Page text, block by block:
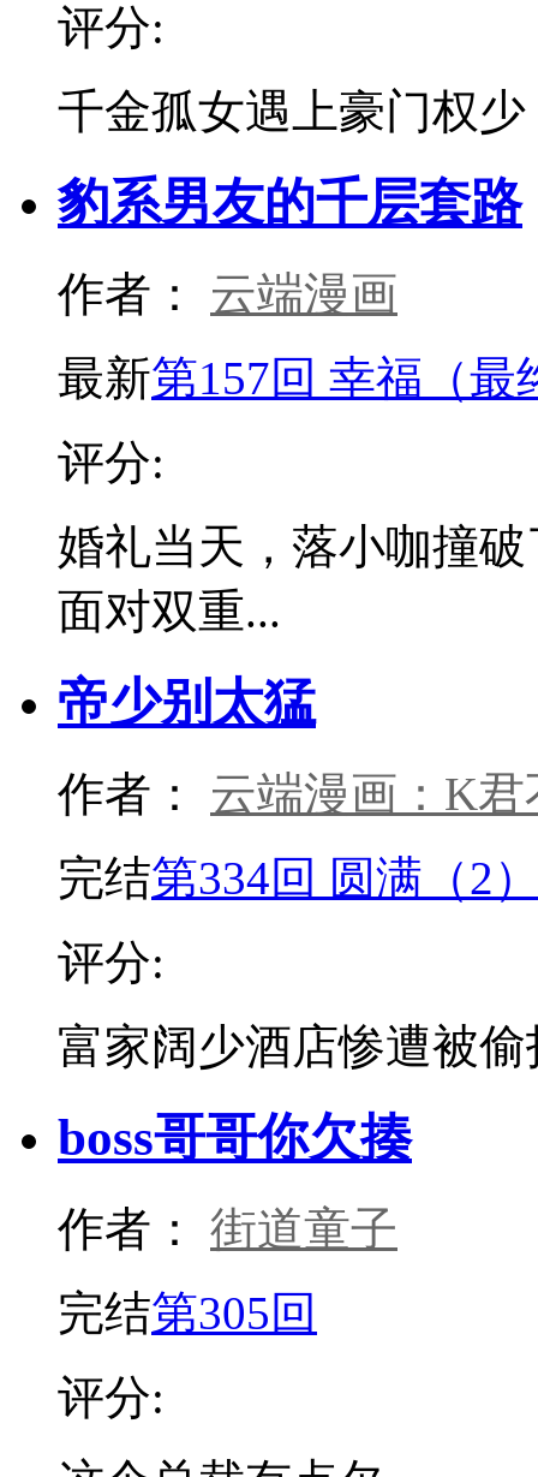
评分:
千金孤女遇上豪门权少
豹系男友的千层套路
作者：
云端漫画
最新第157回 幸福（最
评分:
婚礼当天，落小咖撞
面对双重...
帝少别太猛
作者：
云端漫画：K君
完结第334回 圆满（2
评分:
富家阔少酒店惨遭被
boss哥哥你欠揍
作者：
街道童子
完结第305回
评分: